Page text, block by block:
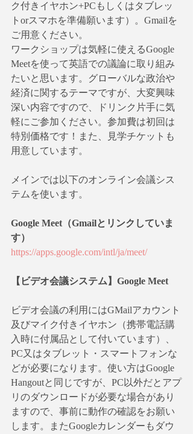
ク付きイヤホン+PCもしくはタブレッ
トorスマホを準備願います）。Gmailを
ご用意ください。
ワークショップは気軽に使えるGoogle
Meetを使って英語での議論に取り組み
たいと思います。グローバルな政治や
経済に関するテーマですが、大変興味
深い内容ですので、ドリンク片手に気
軽にご参加ください。参加費は初回は
特別価格です！また、見学チケットも
用意しています。
メインでは以下のオンライン会議シス
テムを使います。
Google Meet（Gmailとリンクしていま
す）
https://apps.google.com/intl/ja/meet/
【ビデオ会議システム】Google Meet
ビデオ会議の利用にはGMailアカウント
及びマイク付きイヤホン（携帯電話購
入時に付属品として付いています）、
PC又はタブレット・スマートフォンな
どが必要になります。使い方はGoogle
Hangoutと同じですが、PC以外だとアプ
リのダウンロードが必要な場合があり
ますので、事前に動作の確認をお願い
します。またGoogleカレンダーもダウ